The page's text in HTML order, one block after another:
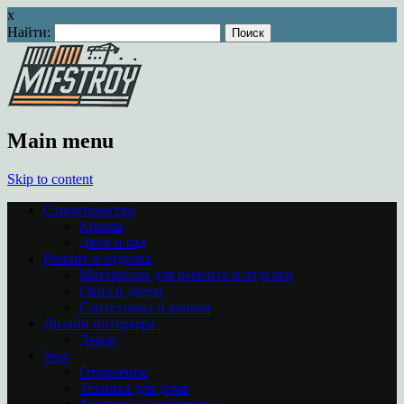
x
Найти:
Main menu
Skip to content
Строительство
Крыша
Двор и сад
Ремонт и отделка
Материалы для ремонта и отделки
Окна и двери
Сантехника и ванная
Дизайн интерьера
Декор
Уют
Отопление
Техника для дома